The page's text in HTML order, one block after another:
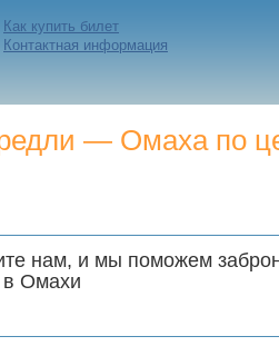
Как купить билет
Контактная информация
— Омаха по
нам, и мы поможем
Омахи